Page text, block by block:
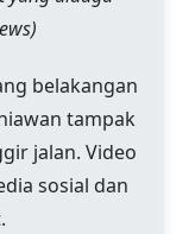
belakangan
tampak
jalan. Video
sosial dan